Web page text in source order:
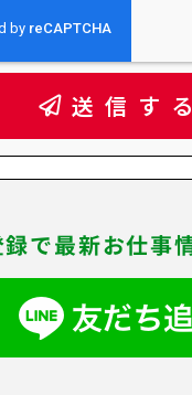
送信する
で最新お仕事